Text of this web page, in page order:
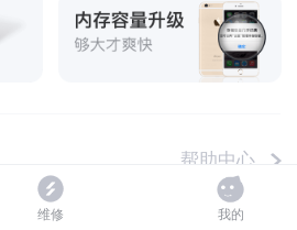
帮助中心
维修 我的